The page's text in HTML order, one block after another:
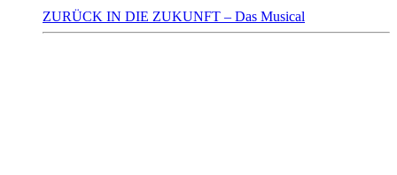
ZURÜCK IN DIE ZUKUNFT – Das Musical